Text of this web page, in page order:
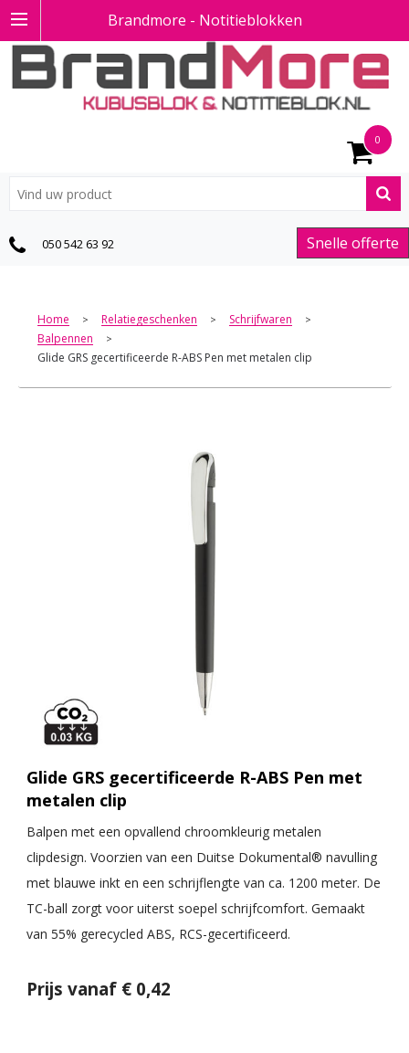
Brandmore - Notitieblokken
0
Snelle offerte
050 542 63 92
Home > Relatiegeschenken > Schrijfwaren >
Balpennen >
Glide GRS gecertificeerde R-ABS Pen met metalen clip
Glide GRS gecertificeerde R-ABS Pen met
metalen clip
Balpen met een opvallend chroomkleurig metalen
clipdesign. Voorzien van een Duitse Dokumental® navulling
met blauwe inkt en een schrijflengte van ca. 1200 meter. De
TC-ball zorgt voor uiterst soepel schrijfcomfort. Gemaakt
van 55% gerecycled ABS, RCS-gecertificeerd.
Prijs vanaf € 0,42